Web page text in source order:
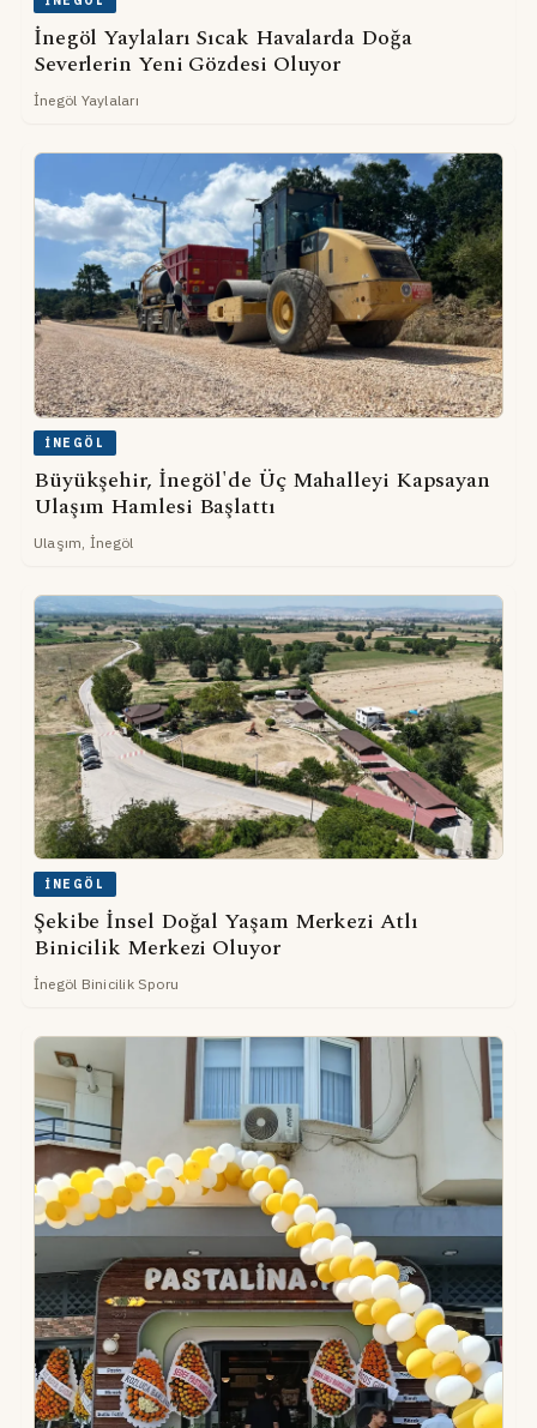
İnegöl Yaylaları Sıcak Havalarda Doğa
Severlerin Yeni Gözdesi Oluyor
İnegöl Yaylaları
İNEGÖL
Büyükşehir, İnegöl'de Üç Mahalleyi Kapsayan
Ulaşım Hamlesi Başlattı
Ulaşım, İnegöl
İNEGÖL
Şekibe İnsel Doğal Yaşam Merkezi Atlı
Binicilik Merkezi Oluyor
İnegöl Binicilik Sporu